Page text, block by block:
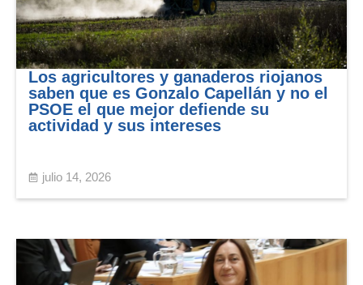
Los agricultores y ganaderos riojanos
saben que es Gonzalo Capellán y no el
PSOE el que mejor defiende su
actividad y sus intereses
julio 14, 2026